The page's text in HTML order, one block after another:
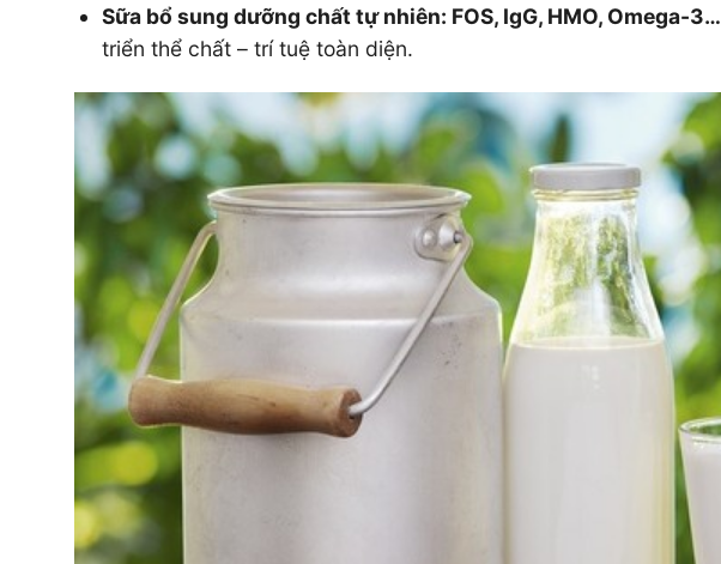
Sữa bổ sung dưỡng chất tự nhiên: FOS, IgG, HMO, Omega-3…
triển thể chất – trí tuệ toàn diện.